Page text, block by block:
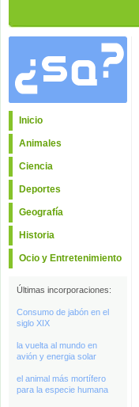
Inicio
Animales
Ciencia
Deportes
Geografía
Historia
Ocio y Entretenimiento
Últimas incorporaciones:
Consumo de jabón en el
siglo XIX
la vuelta al mundo en
avión y energia solar
el animal más mortífero
para la especie humana